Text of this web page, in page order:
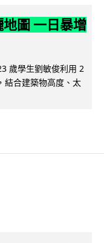
圖 一日暴增
歲學生劉敏俊利用 2
結合建築物高度、太